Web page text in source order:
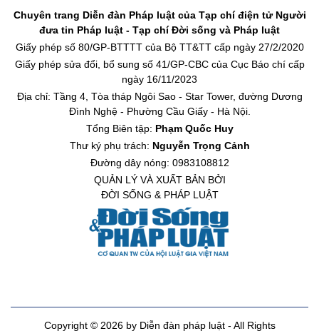
Chuyên trang Diễn đàn Pháp luật của Tạp chí điện tử Người
đưa tin Pháp luật - Tạp chí Đời sống và Pháp luật
Giấy phép số 80/GP-BTTTT của Bộ TT&TT cấp ngày 27/2/2020
Giấy phép sửa đổi, bổ sung số 41/GP-CBC của Cục Báo chí cấp
ngày 16/11/2023
Địa chỉ: Tầng 4, Tòa tháp Ngôi Sao - Star Tower, đường Dương
Đình Nghệ - Phường Cầu Giấy - Hà Nội.
Tổng Biên tập: Phạm Quốc Huy
Thư ký phụ trách: Nguyễn Trọng Cảnh
Đường dây nóng: 0983108812
QUẢN LÝ VÀ XUẤT BẢN BỞI
ĐỜI SỐNG & PHÁP LUẬT
Copyright © 2026 by Diễn đàn pháp luật - All Rights